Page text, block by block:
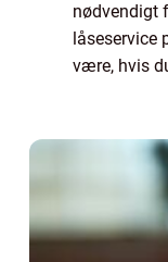
nødvendigt
låseservice
være, hvis